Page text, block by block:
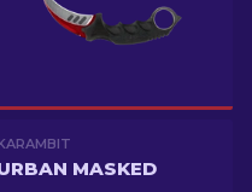
MASKED